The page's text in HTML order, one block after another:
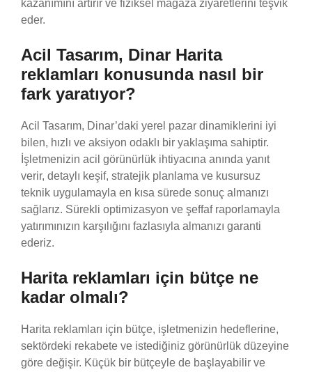
kazanımını artırır ve fiziksel mağaza ziyaretlerini teşvik
eder.
Acil Tasarım, Dinar Harita
reklamları konusunda nasıl bir
fark yaratıyor?
Acil Tasarım, Dinar’daki yerel pazar dinamiklerini iyi
bilen, hızlı ve aksiyon odaklı bir yaklaşıma sahiptir.
İşletmenizin acil görünürlük ihtiyacına anında yanıt
verir, detaylı keşif, stratejik planlama ve kusursuz
teknik uygulamayla en kısa sürede sonuç almanızı
sağlarız. Sürekli optimizasyon ve şeffaf raporlamayla
yatırımınızın karşılığını fazlasıyla almanızı garanti
ederiz.
Harita reklamları için bütçe ne
kadar olmalı?
Harita reklamları için bütçe, işletmenizin hedeflerine,
sektördeki rekabete ve istediğiniz görünürlük düzeyine
göre değişir. Küçük bir bütçeyle de başlayabilir ve